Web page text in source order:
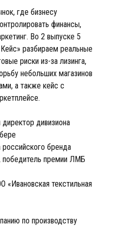
где бизнесу
финансы,
Во 2 выпуске 5
разбираем реальные
риски из-за лизинга,
небольших магазинов
а также кейс с
дивизиона
бренда
премии ЛМБ
текстильная
по производству